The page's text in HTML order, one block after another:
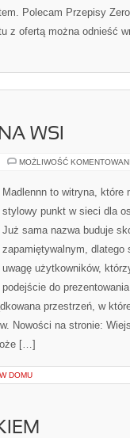
Polecam Przepisy
z ofertą można odnieść
WSI
MOŻLIWOŚĆ
Madlennn to witryna, które
stylowy punkt w sieci dla
Już sama nazwa buduje
zapamiętywalnym, dlatego
uwagę użytkowników,
podejście do
przestrzeń, w
Nowości na stronie:
[…]
DOMU